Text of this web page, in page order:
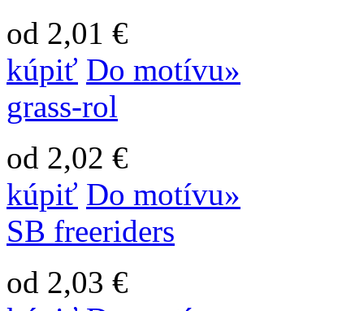
od 2,01 €
kúpiť Do motívu»
grass-rol
od 2,02 €
kúpiť Do motívu»
SB freeriders
od 2,03 €